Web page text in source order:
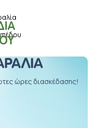
ώρες διασκέδασης!